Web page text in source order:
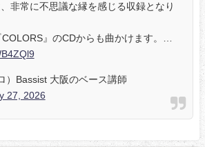
非常に不思議な縁を感じる収録となり
』のCDからも曲かけます。…
Bassist 大阪のベース講師
27, 2026